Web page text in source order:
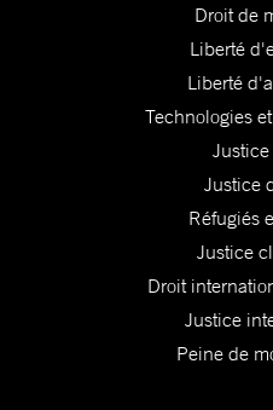
Droit de
Liberté
Liberté
Technologies
Justice
Réfugiés
Justice
Droit
Justice
Peine de